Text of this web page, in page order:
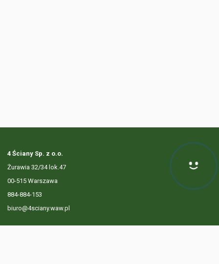
4 Ściany Sp. z o.o.
Żurawia 32/34 lok.47
00-515 Warszawa
884-884-153
biuro@4sciany.waw.pl